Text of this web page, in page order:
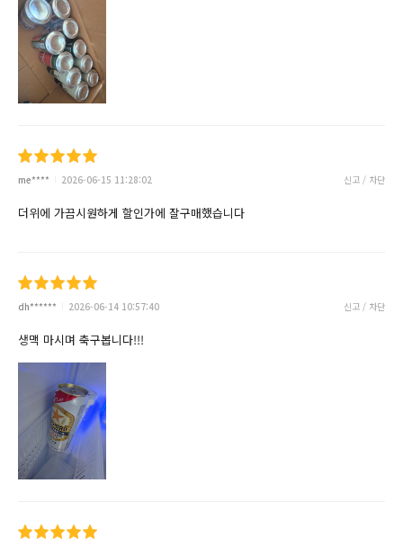
me**** 2026-06-15 11:28:02 신고 / 차단
더위에 가끔시원하게 할인가에 잘구매했습니다
dh****** 2026-06-14 10:57:40 신고 / 차단
생맥 마시며 축구봅니다!!!